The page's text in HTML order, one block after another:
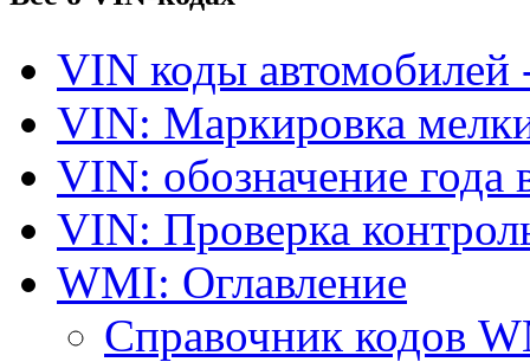
VIN коды автомобилей
VIN: Маркировка
VIN: обозначение года
VIN: Проверка
WMI: Оглавление
Справочник кодов